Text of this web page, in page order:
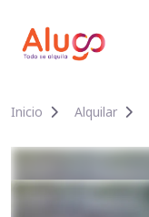
Inicio Alquilar